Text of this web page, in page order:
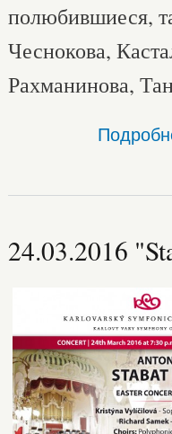
полюбившиеся,
Чеснокова,
Рахманинова,
24.03.2016